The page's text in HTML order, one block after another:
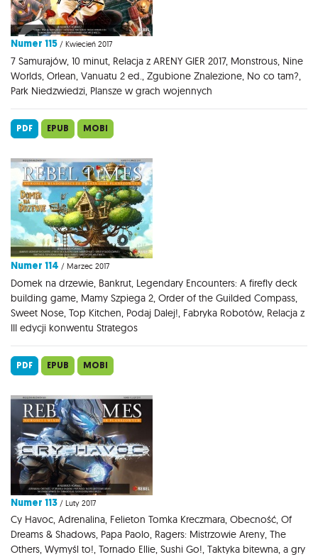
Numer 115 / Kwiecień 2017
7 Samurajów, 10 minut, Relacja z ARENY GIER 2017, Monstrous, Nine
Worlds, Orlean, Vanuatu 2 ed., Zgubione Znalezione, No co tam?,
Park Niedzwiedzi, Plansze w grach wojennych
PDF EPUB MOBI
Numer 114 / Marzec 2017
Domek na drzewie, Bankrut, Legendary Encounters: A firefly deck
building game, Mamy Szpiega 2, Order of the Guilded Compass,
Sweet Nose, Top Kitchen, Podaj Dalej!, Fabryka Robotów, Relacja z
III edycji konwentu Strategos
PDF EPUB MOBI
Numer 113 / Luty 2017
Cy Havoc, Adrenalina, Felieton Tomka Kreczmara, Obecność, Of
Dreams & Shadows, Papa Paolo, Ragers: Mistrzowie Areny, The
Others, Wymyśl to!, Tornado Ellie, Sushi Go!, Taktyka bitewna, a gry